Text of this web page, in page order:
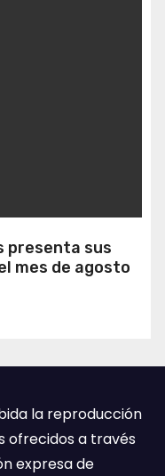
presenta sus
mes de agosto
la reproducción
ofrecidos a través
expresa de